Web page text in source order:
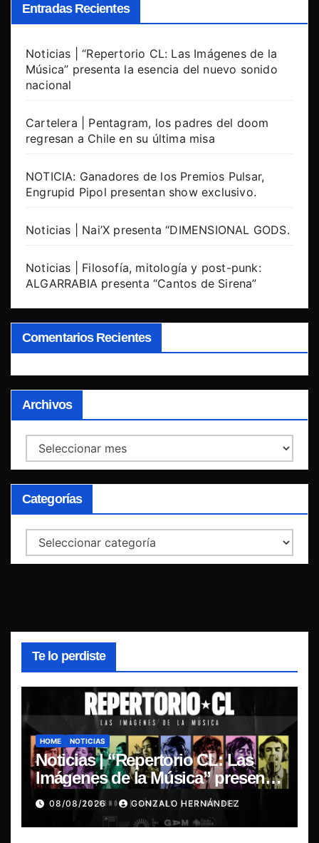
Entradas Recientes
Noticias | “Repertorio CL: Las Imágenes de la
Música” presenta la esencia del nuevo sonido
nacional
Cartelera | Pentagram, los padres del doom
regresan a Chile en su última misa
NOTICIA: Ganadores de los Premios Pulsar,
Engrupid Pipol presentan show exclusivo.
Noticias | Nai’X presenta “DIMENSIONAL GODS.
Noticias | Filosofía, mitología y post-punk:
ALGARRABIA presenta “Cantos de Sirena”
Comentarios Recientes
Archivos
Archivos
Categorías
Categorías
Te lo perdiste
HOME NOTICIAS
Noticias | “Repertorio CL: Las
Imágenes de la Música” presenta
la esencia del nuevo sonido
nacional
08/08/2026 GONZALO HERNÁNDEZ